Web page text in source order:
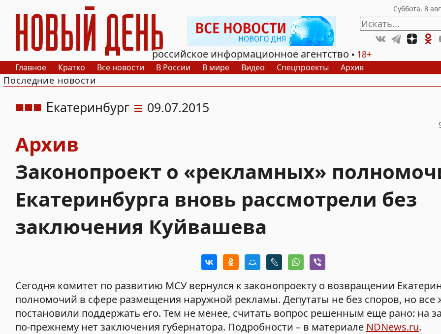
РИА Новый День
российское информационное агентство
18+
Главное Кратко Все новости В России В мире Видео Спецпроекты Архив
Последние новости
Екатеринбург 09.07.2015
Архив
Законопроект о «рекламных»
Екатеринбурга вновь рассмотрели без
заключения Куйвашева
Сегодня комитет по развитию МСУ вернулся к законопроекту о возвращении
полномочий в сфере размещения наружной рекламы. Депутаты не без споров, но все
постановили поддержать его. Тем не менее, считать вопрос решенным еще рано: на
по-прежнему нет заключения губернатора. Подробности – в материале NDNews.ru.